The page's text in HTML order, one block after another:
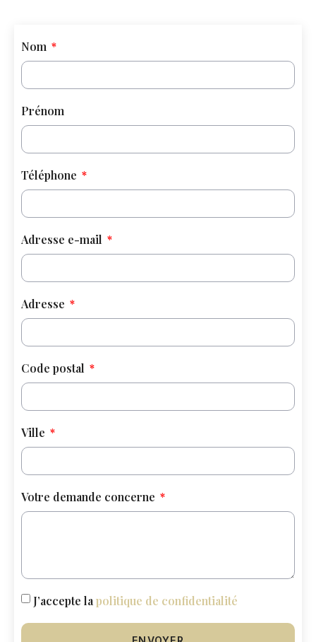
Nom
Prénom
Téléphone
Adresse e-mail
Adresse
Code postal
Ville
Votre demande concerne
J’accepte lapolitique de confidentialité